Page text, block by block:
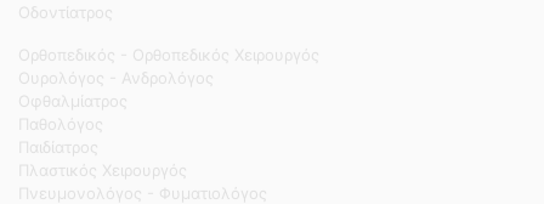
Οδοντίατρος
Ορθοπεδικός - Ορθοπεδικός Χειρουργός
Ουρολόγος - Ανδρολόγος
Οφθαλμίατρος
Παθολόγος
Παιδίατρος
Πλαστικός Χειρουργός
Πνευμονολόγος - Φυματιολόγος